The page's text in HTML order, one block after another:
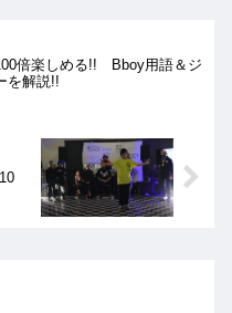
倍楽しめる!! Bboy用語＆ジ
を解説!!